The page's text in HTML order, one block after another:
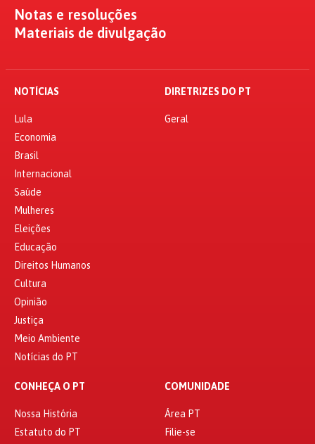
Notas e resoluções
Materiais de divulgação
NOTÍCIAS
Lula
Economia
Brasil
Internacional
Saúde
Mulheres
Eleições
Educação
Direitos Humanos
Cultura
Opinião
Justiça
Meio Ambiente
Notícias do PT
DIRETRIZES DO PT
Geral
CONHEÇA O PT
Nossa História
Estatuto do PT
COMUNIDADE
Área PT
Filie-se